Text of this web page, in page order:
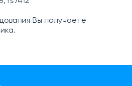
Вы получаете